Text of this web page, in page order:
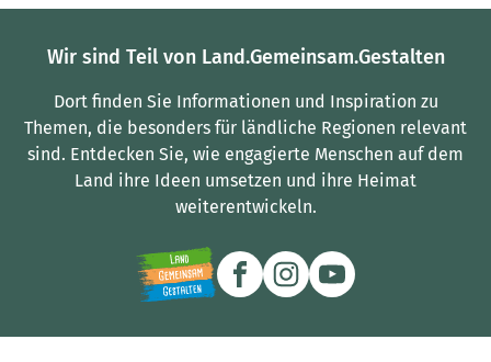
Wir sind Teil von Land.Gemeinsam.Gestalten
Dort finden Sie Informationen und Inspiration zu
Themen, die besonders für ländliche Regionen relevant
sind. Entdecken Sie, wie engagierte Menschen auf dem
Land ihre Ideen umsetzen und ihre Heimat
weiterentwickeln.